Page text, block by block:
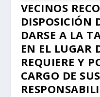
VECINOS
DISPOSICIÓN
DARSE A LA
EN EL LUGAR
REQUIERE Y
CARGO DE SUS